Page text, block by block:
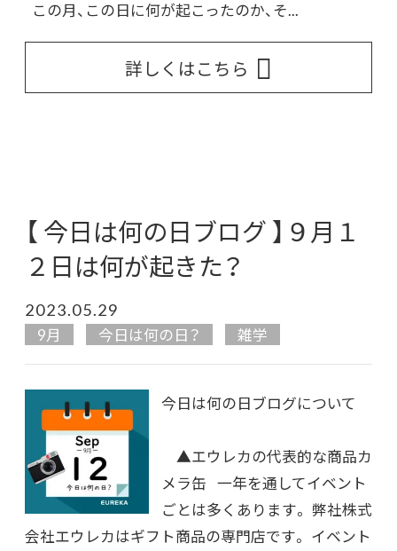
この月、この日に何が起こったのか、そ...
詳しくはこちら
【 今日は何の日ブログ 】９月１
２日は何が起きた？
2023.05.29
9月 今日は何の日？ 雑学
今日は何の日ブログについて
▲エウレカの代表的な商品カ
メラ缶 一年を通してイベント
ごとは多くあります。 弊社株式
会社エウレカはギフト商品の専門店です。 イベント